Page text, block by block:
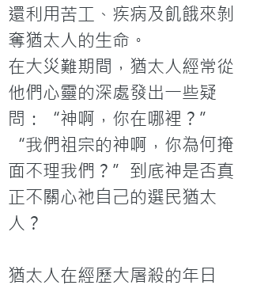
還利用苦工、疾病及飢餓來剝
奪猶太人的生命。
在大災難期間，猶太人經常從
他們心靈的深處發出一些疑
問：“神啊，你在哪裡？”
“我們祖宗的神啊，你為何掩
面不理我們？”到底神是否真
正不關心祂自己的選民猶太
人？
猶太人在經歷大屠殺的年日